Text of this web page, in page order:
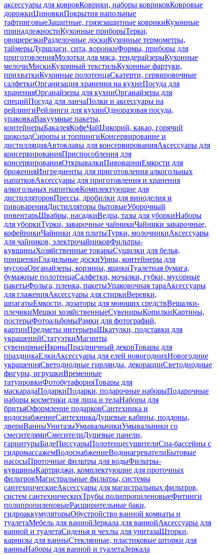
аксессуары для ковровКоврики, наборы ковриковКовровые
дорожкиЦиновкиПокрытия напольные
тафтинговыеЗащитные, грязезащитные коврикиКухонные
принадлежностиКухонные приборыТерки,
овощерезкиРазделочные доскиКухонные термометры,
таймерыДуршлаги, сита, воронкиФормы, приборы для
приготовленияМолотки для мяса, тендерайзерыКухонные
мелочиМискиКухонный текстильКухонные фартуки,
прихваткиКухонные полотенцаСкатерти, сервировочные
салфеткиОрганизация хранения на кухнеПосуда для
храненияОрганайзеры для кухниОрганайзеры для
специйПосуда для ланчаПолки и аксессуары на
рейлингиРейлинги для кухниОдноразовая посуда,
упаковкаВакуумные пакеты,
контейнерыБакалеяКофеЧайЦикорий, какао, горячий
шоколадСиропы и топпингиКонсервирование и
дистилляцияАвтоклавы для консервированияАксессуары для
консервированияПриспособления для
консервированияОткрывалкиПивоварниЕмкости для
броженияИнгредиенты для приготовления алкогольных
напитковАксессуары для приготовления и хранения
алкогольных напитковКомплектующие для
дистилляторовПрессы, дробилки для виноделия и
пивоваренияДистилляторы бытовыеУборочный
инвентарьШвабры, насадкиВедра, тазы для уборкиНаборы
для уборкиТурки, заварочные чайникиЧайники заварочные,
кофейникиЧайники для плитыТурки, молочникиАксессуары
для чайников, электрочайниковФильтры-
кувшиныХозяйственные товарыСушилки для белья,
прищепкиГладильные доскиУрны, контейнеры для
мусораОрганайзеры, корзины, ящикиТуалетная бумага,
бумажные полотенцаСалфетки, мочалки, губки, мусорные
пакетыФольга, пленка, пакетыУпаковочная тараАксессуары
для глаженияАксессуары для стиркиВеревки,
шпагатыЕмкости, дозаторы для моющих средствВешалки-
плечикиМешки хозяйственныеСувенирыКопилкиКартины,
постерыФотоальбомыРамки для фотографий,
картинПредметы интерьераШкатулки, подставки для
украшенийСтатуэткиМагниты
сувенирныеИконыПраздничный декорТовары для
праздникаЕлкиАксессуары для елей новогоднихНовогодние
украшенияСветодиодные гирлянды, декорацииСветодиодные
фигуры, игрушкиВременные
татуировкиФотобутафорияТовары для
маскарадаПодаркиПодарки, подарочные наборыПодарочные
наборы косметики для лица и телаНаборы для
бритьяОформление подарковСантехника и
водоснабжениеСантехникаДушевые кабины, поддоны,
двериВанныУнитазыУмывальникиУмывальники со
смесителямиСмесителиДушевые панели,
гарнитурыБидеПиссуарыПолотенцесушителиСпа-бассейны с
гидромассажемВодоснабжениеВодонагревателиБытовые
насосыПроточные фильтры для водыФильтры-
кувшиныКартриджи, комплектующие для проточных
фильтровМагистральные фильтры, системы
сантехническиеАксессуары для магистральных фильтров,
систем сантехническихТрубы полипропиленовыеФитинги
полипропиленовыеРасширительные баки,
гидроаккумуляторыОбустройство ванной комнаты и
туалетаМебель для ваннойЗеркала для ваннойАксессуары для
ванной и туалетаСиденья и чехлы для унитазаШторки,
карнизы для ванныСтеклянные, пластиковые шторки для
ванныНаборы для ванной и туалетаЗеркала